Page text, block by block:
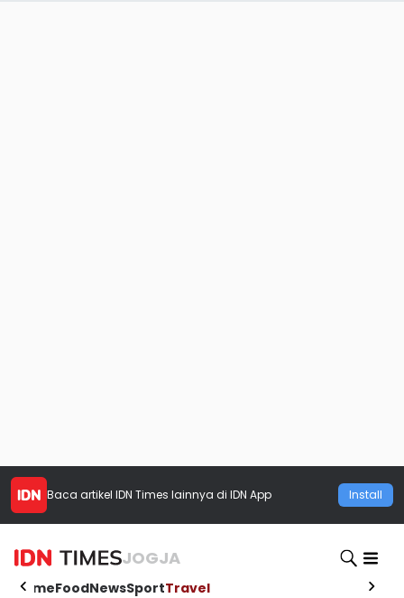
Baca artikel IDN Times lainnya di IDN App Install
JOGJA
HomeFoodNewsSportTravel